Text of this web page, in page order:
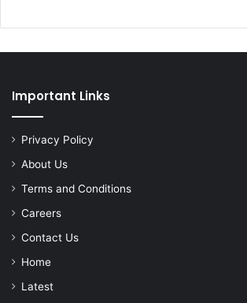
Important Links
Privacy Policy
About Us
Terms and Conditions
Careers
Contact Us
Home
Latest